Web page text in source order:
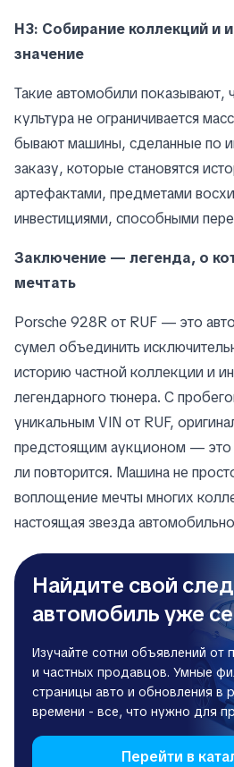
H3: Собирание коллекций и
значение
Такие автомобили показывают,
культура не ограничивается
бывают машины, сделанные по
заказу, которые становятся
артефактами, предметами
инвестициями, способными
Заключение — легенда, о
мечтать
Porsche 928R от RUF — это
сумел объединить
историю частной коллекции и
легендарного тюнера. С
уникальным VIN от RUF,
предстоящим аукционом — это
ли повторится. Машина не
воплощение мечты многих
настоящая звезда
Найдите свой
автомобиль уже
Изучайте сотни объявлений от
и частных продавцов. Умные
страницы авто и обновления в
времени - все, что нужно для
Перейти в